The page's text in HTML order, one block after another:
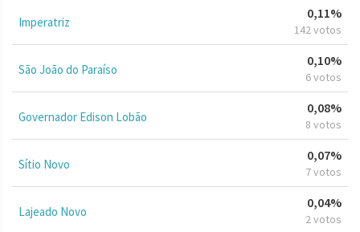
Imperatriz
0,11%
142 votos
São João do Paraíso
0,10%
6 votos
Governador Edison Lobão
0,08%
8 votos
Sítio Novo
0,07%
7 votos
Lajeado Novo
0,04%
2 votos